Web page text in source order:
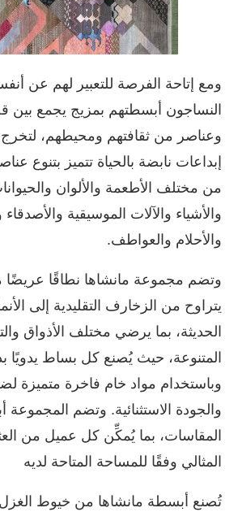
ومع إتاحة الفرصة للتعبير لهم عن
النساجون أبسطتهم بمزيج يجمع
وعناصر من ثقافتهم ومحيطهم،
إبداعات نابضة بالحياة تتميز بتنوع
من مختلف الأطعمة والألوان
والأشياء والآلات الموسيقية
والأحلام والعواطف.
وتضم مجموعة مانشاها نطاقًا عريضًا
يتراوح من الزخارف التقليدية إلى
الحديثة، بما يرضي مختلف الأذواق
المتنوعة، حيث يُصنع كل بساط يدويًا
وباستخدام مواد خام فاخرة متميزة
والجودة الاستثنائية. وتضم
المقاسات، بما يُمكِّن كل عميل من
المثالي وفقًا للمساحة المتاحة لديه
تُصنع أبسطة مانشاها من خيوط الغزل